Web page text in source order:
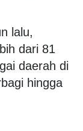
lalu,
dari 81
daerah di
hingga